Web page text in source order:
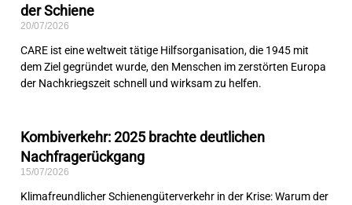
der Schiene
20/07/2026
CARE ist eine weltweit tätige Hilfsorganisation, die 1945 mit
dem Ziel gegründet wurde, den Menschen im zerstörten Europa
der Nachkriegszeit schnell und wirksam zu helfen.
Kombiverkehr: 2025 brachte deutlichen
Nachfragerückgang
15/07/2026
Klimafreundlicher Schienengüterverkehr in der Krise: Warum der